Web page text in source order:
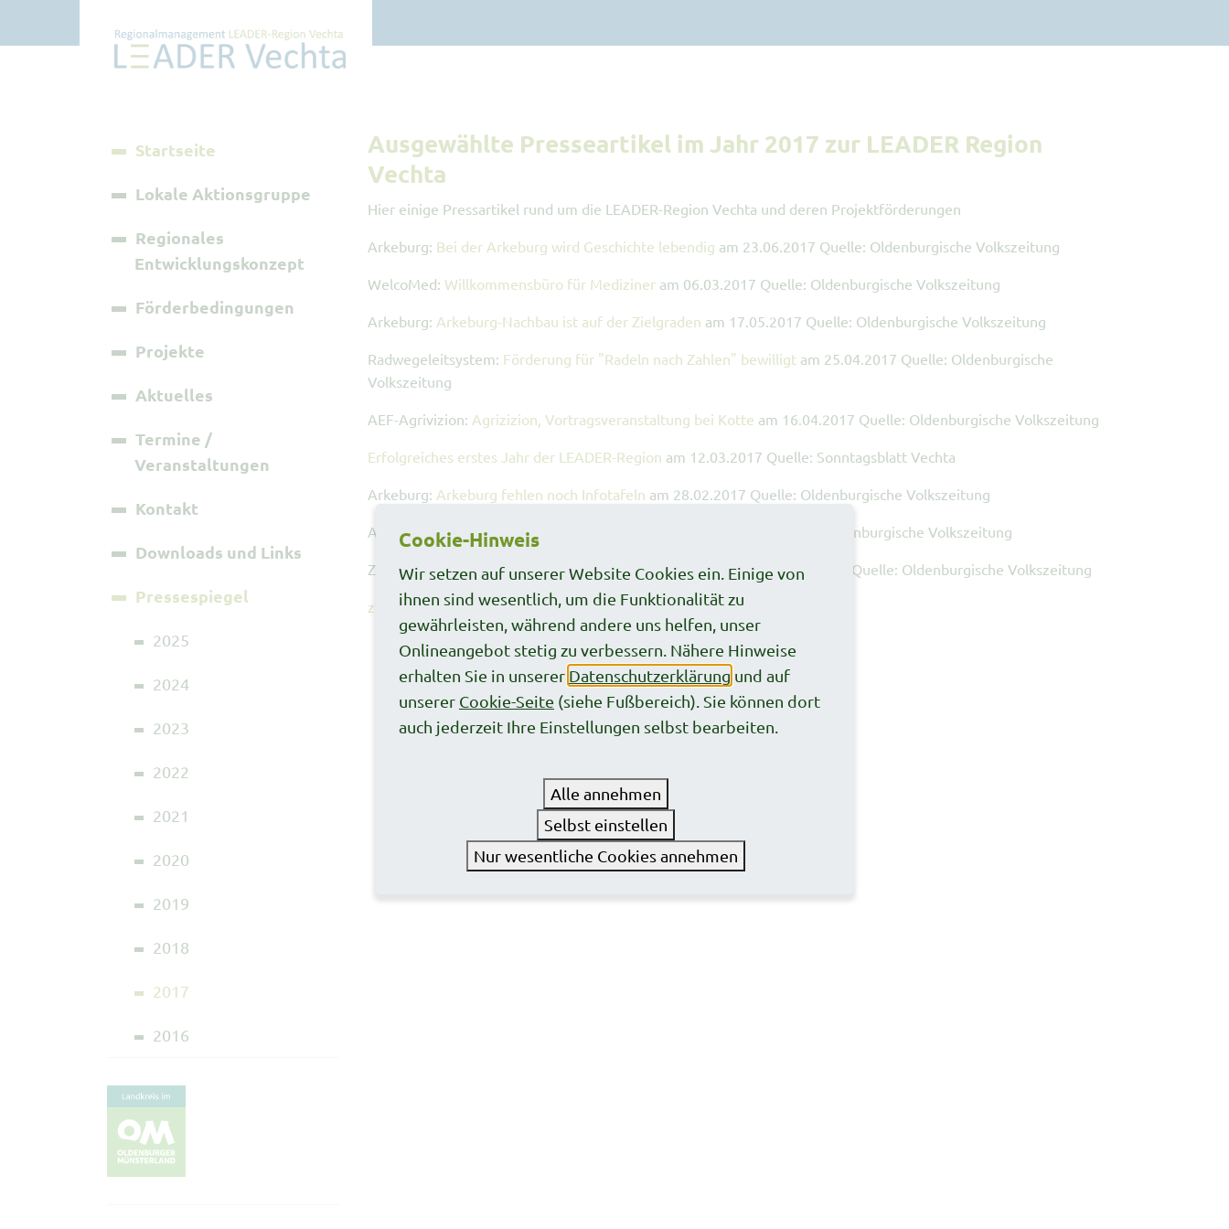
Startseite
Lokale Aktionsgruppe
Regionales
Entwicklungskonzept
Förderbedingungen
Projekte
Aktuelles
Termine /
Veranstaltungen
Kontakt
Downloads und Links
Pressespiegel
2025
2024
2023
2022
2021
2020
2019
2018
2017
2016
Ausgewählte Presseartikel im Jahr 2017 zur LEADER Region
Vechta
Hier einige Pressartikel rund um die LEADER-Region Vechta und deren Projektförderungen
Arkeburg: Bei der Arkeburg wird Geschichte lebendig am 23.06.2017 Quelle: Oldenburgische Volkszeitung
WelcoMed: Willkommensbüro für Mediziner am 06.03.2017 Quelle: Oldenburgische Volkszeitung
Arkeburg: Arkeburg-Nachbau ist auf der Zielgraden am 17.05.2017 Quelle: Oldenburgische Volkszeitung
Radwegeleitsystem: Förderung für "Radeln nach Zahlen" bewilligt am 25.04.2017 Quelle: Oldenburgische
Volkszeitung
AEF-Agrivizion: Agrizizion, Vortragsveranstaltung bei Kotte am 16.04.2017 Quelle: Oldenburgische Volkszeitung
Erfolgreiches erstes Jahr der LEADER-Region am 12.03.2017 Quelle: Sonntagsblatt Vechta
Arkeburg: Arkeburg fehlen noch Infotafeln am 28.02.2017 Quelle: Oldenburgische Volkszeitung
Agrivizion: Start der Vortragsveranstaltungen am 18.02.2017 Quelle: Oldenburgische Volkszeitung
Zitadelle Vechta: Neue Figuren sollen Geschichte erzählenam 17.01.2017 Quelle: Oldenburgische Volkszeitung
zurück
Cookie-Hinweis
Wir setzen auf unserer Website Cookies ein. Einige von
ihnen sind wesentlich, um die Funktionalität zu
gewährleisten, während andere uns helfen, unser
Onlineangebot stetig zu verbessern. Nähere Hinweise
erhalten Sie in unserer Datenschutzerklärung und auf
unserer Cookie-Seite (siehe Fußbereich). Sie können dort
auch jederzeit Ihre Einstellungen selbst bearbeiten.
Alle annehmen
Selbst einstellen
Nur wesentliche Cookies annehmen